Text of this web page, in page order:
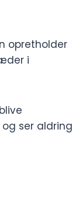
opretholder
i
ser aldring